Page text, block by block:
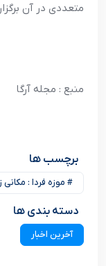
متعددی در آن
منبع : مجله آرگا
برچسب ها
# موزه فردا : مکانی
دسته بندی ها
آخرین اخبار